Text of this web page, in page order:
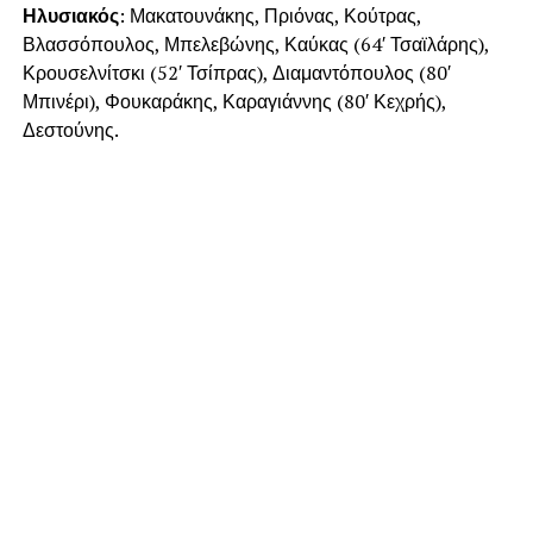
Ηλυσιακός: Μακατουνάκης, Πριόνας, Κούτρας,
Βλασσόπουλος, Μπελεβώνης, Καύκας (64′ Τσαϊλάρης),
Κρουσελνίτσκι (52′ Τσίπρας), Διαμαντόπουλος (80′
Μπινέρι), Φουκαράκης, Καραγιάννης (80′ Κεχρής),
Δεστούνης.